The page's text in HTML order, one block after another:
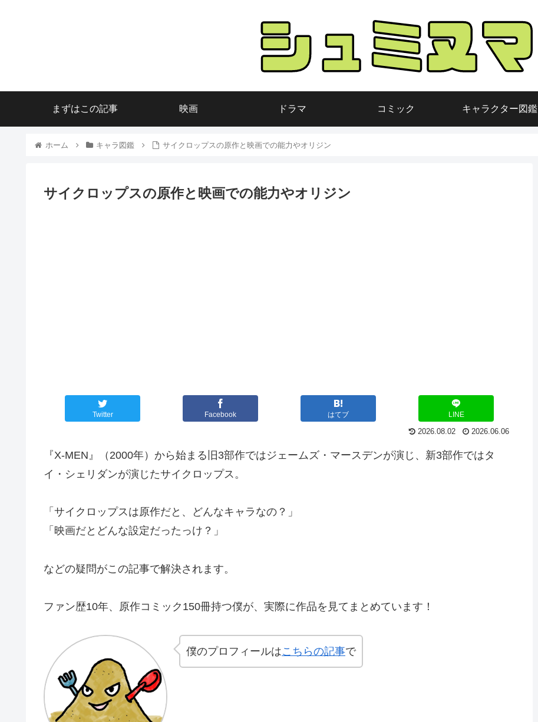
まずはこの記事 映画 ドラマ コミック キャラクター図鑑
ホーム キャラ図鑑 サイクロップスの原作と映画での能力やオリジン
サイクロップスの原作と映画での能力やオリジン
Twitter Facebook はてブ LINE
2026.08.02 2026.06.06
『X-MEN』（2000年）から始まる旧3部作ではジェームズ・マースデンが演じ、新3部作ではタ
イ・シェリダンが演じたサイクロップス。
「サイクロップスは原作だと、どんなキャラなの？」
「映画だとどんな設定だったっけ？」
などの疑問がこの記事で解決されます。
ファン歴10年、原作コミック150冊持つ僕が、実際に作品を見てまとめています！
僕のプロフィールはこちらの記事で